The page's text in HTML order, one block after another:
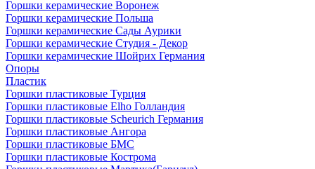
Горшки керамические Воронеж
Горшки керамические Польша
Горшки керамические Сады Аурики
Горшки керамические Студия - Декор
Горшки керамические Шойрих Германия
Опоры
Пластик
Горшки пластиковые Турция
Горшки пластиковые Elho Голландия
Горшки пластиковые Scheuriсh Германия
Горшки пластиковые Ангора
Горшки пластиковые БМС
Горшки пластиковые Кострома